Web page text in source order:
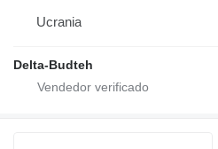
Ucrania
Delta-Budteh